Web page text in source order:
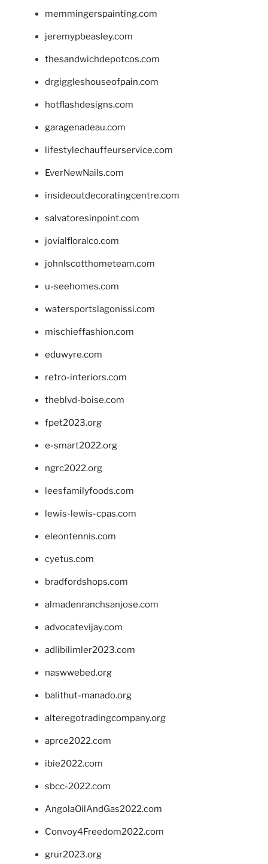
memmingerspainting.com
jeremypbeasley.com
thesandwichdepotcos.com
drgiggleshouseofpain.com
hotflashdesigns.com
garagenadeau.com
lifestylechauffeurservice.com
EverNewNails.com
insideoutdecoratingcentre.com
salvatoresinpoint.com
jovialfloralco.com
johnlscotthometeam.com
u-seehomes.com
watersportslagonissi.com
mischieffashion.com
eduwyre.com
retro-interiors.com
theblvd-boise.com
fpet2023.org
e-smart2022.org
ngrc2022.org
leesfamilyfoods.com
lewis-lewis-cpas.com
eleontennis.com
cyetus.com
bradfordshops.com
almadenranchsanjose.com
advocatevijay.com
adlibilimler2023.com
naswwebed.org
balithut-manado.org
alteregotradingcompany.org
aprce2022.com
ibie2022.com
sbcc-2022.com
AngolaOilAndGas2022.com
Convoy4Freedom2022.com
grur2023.org